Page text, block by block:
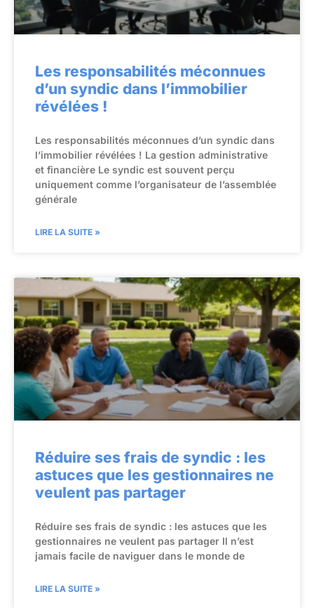
Les responsabilités méconnues
d’un syndic dans l’immobilier
révélées !
Les responsabilités méconnues d’un syndic dans
l’immobilier révélées ! La gestion administrative
et financière Le syndic est souvent perçu
uniquement comme l’organisateur de l’assemblée
générale
LIRE LA SUITE »
Réduire ses frais de syndic : les
astuces que les gestionnaires ne
veulent pas partager
Réduire ses frais de syndic : les astuces que les
gestionnaires ne veulent pas partager Il n’est
jamais facile de naviguer dans le monde de
LIRE LA SUITE »